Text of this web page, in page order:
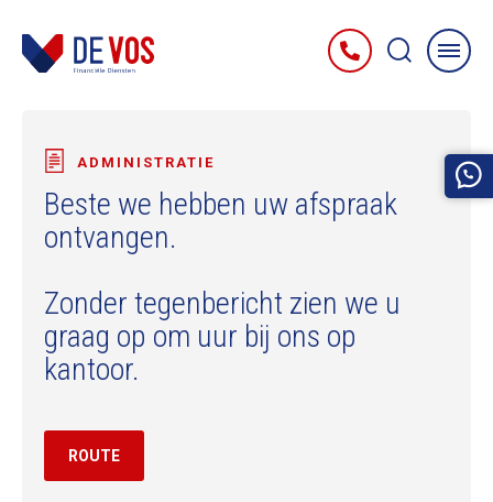
ADMINISTRATIE
Beste we hebben uw afspraak
ontvangen.
Zonder tegenbericht zien we u
graag op om uur bij ons op
kantoor.
ROUTE